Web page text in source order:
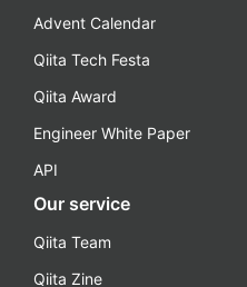
Advent Calendar
Qiita Tech Festa
Qiita Award
Engineer White Paper
API
Our service
Qiita Team
Qiita Zine